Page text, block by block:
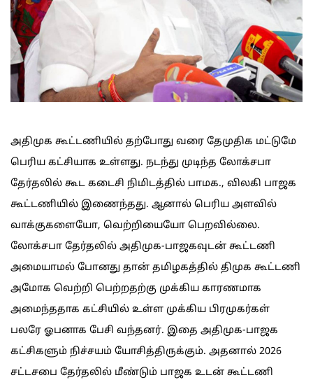
அதிமுக கூட்டணியில் தற்போது வரை தேமுதிக மட்டுமே
பெரிய கட்சியாக உள்ளது. நடந்து முடிந்த லோக்சபா
தேர்தலில் கூட கடைசி நிமிடத்தில் பாமக., விலகி பாஜக
கூட்டணியில் இணைந்தது. ஆனால் பெரிய அளவில்
வாக்குகளையோ, வெற்றியையோ பெறவில்லை.
லோக்சபா தேர்தலில் அதிமுக-பாஜகவுடன் கூட்டணி
அமையாமல் போனது தான் தமிழகத்தில் திமுக கூட்டணி
அமோக வெற்றி பெற்றதற்கு முக்கிய காரணமாக
அமைந்ததாக கட்சியில் உள்ள முக்கிய பிரமுகர்கள்
பலரே ஓபனாக பேசி வந்தனர். இதை அதிமுக-பாஜக
கட்சிகளும் நிச்சயம் யோசித்திருக்கும். அதனால் 2026
சட்டசபை தேர்தலில் மீண்டும் பாஜக உடன் கூட்டணி